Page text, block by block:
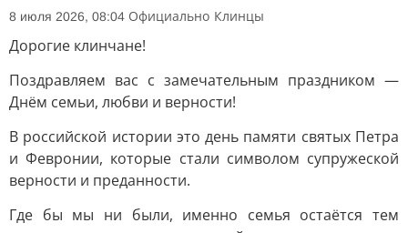
8 июля 2026, 08:04 Официально Клинцы
Дорогие клинчане!
Поздравляем вас с замечательным праздником —
Днём семьи, любви и верности!
В российской истории это день памяти святых Петра
и Февронии, которые стали символом супружеской
верности и преданности.
Где бы мы ни были, именно семья остаётся тем